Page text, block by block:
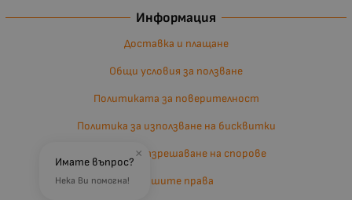
Информация
Доставка и плащане
Общи условия за ползване
Политиката за поверителност
Политика за използване на бисквитки
Въпроси и разрешаване на спорове
Вашите права
×
Имате въпрос?
Нека Ви помогна!